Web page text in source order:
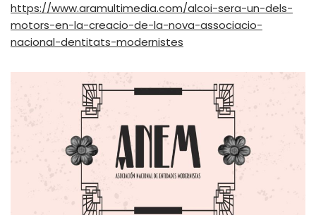
https://www.aramultimedia.com/alcoi-sera-un-dels-
motors-en-la-creacio-de-la-nova-associacio-
nacional-dentitats-modernistes